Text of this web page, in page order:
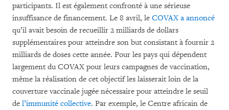
participants. Il est également confronté à une sérieuse
insuffisance de financement. Le 8 avril, le COVAX a annoncé
qu’il avait besoin de recueillir 2 milliards de dollars
supplémentaires pour atteindre son but consistant à fournir 2
milliards de doses cette année. Pour les pays qui dépendent
largement du COVAX pour leurs campagnes de vaccination,
même la réalisation de cet objectif les laisserait loin de la
couverture vaccinale jugée nécessaire pour atteindre le seuil
de l’immunité collective. Par exemple, le Centre africain de